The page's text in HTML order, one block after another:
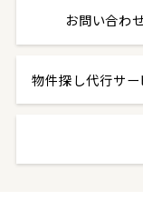
お問い合わ
物件探し代行サー